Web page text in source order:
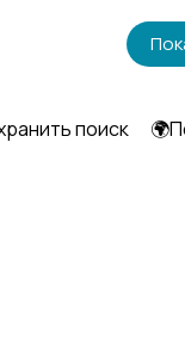
Материалы
творчества
поиск